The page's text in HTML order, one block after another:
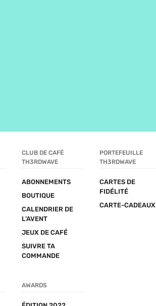
CLUB DE CAFÉ
TH3RDWAVE
ABONNEMENTS
BOUTIQUE
CALENDRIER DE
L’AVENT
JEUX DE CAFÉ
SUIVRE TA
COMMANDE
PORTEFEUILLE
TH3RDWAVE
CARTES DE
FIDÉLITÉ
CARTE-CADEAUX
AWARDS